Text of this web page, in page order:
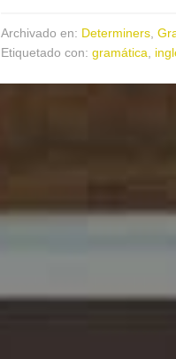
Archivado en: Determiners
Etiquetado con: gramática